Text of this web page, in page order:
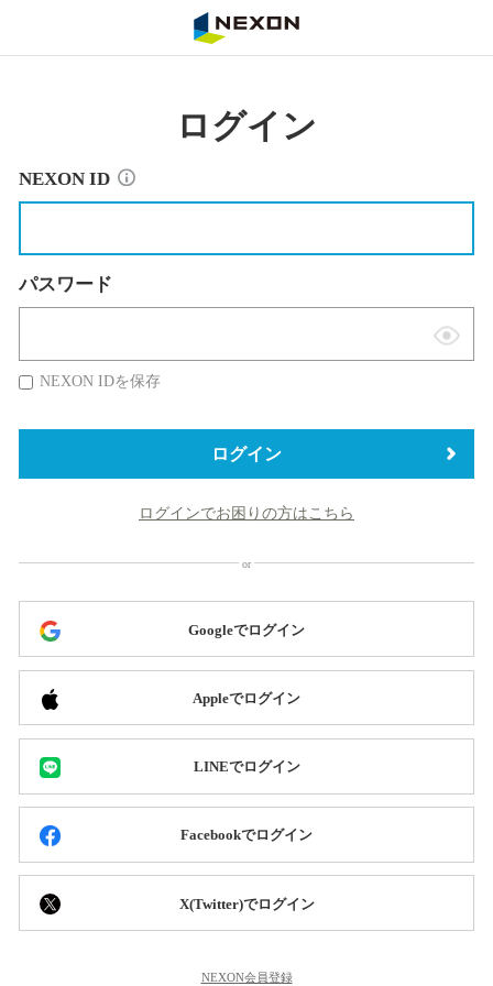
ログイン
NEXON ID
パスワード
表
替
NEXON IDを保存
ログイン
ログインでお困りの方はこちら
Googleでログイン
Appleでログイン
LINEでログイン
Facebookでログイン
X(Twitter)でログイン
NEXON会員登録